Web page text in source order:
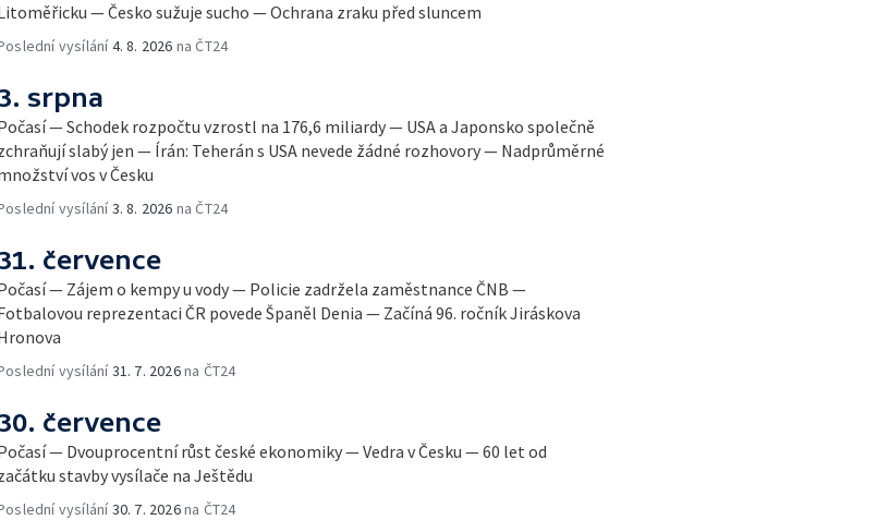
— Česko sužuje sucho — Ochrana zraku před sluncem
vysílání4. 8. 2026 na ČT24
srpna
— Schodek rozpočtu vzrostl na 176,6 miliardy — USA a Japonsko společně
slabý jen — Írán: Teherán s USA nevede žádné rozhovory — Nadprůměrné
vos v Česku
vysílání3. 8. 2026 na ČT24
července
— Zájem o kempy u vody — Policie zadržela zaměstnance ČNB —
reprezentaci ČR povede Španěl Denia — Začíná 96. ročník Jiráskova
vysílání31. 7. 2026na ČT24
července
— Dvouprocentní růst české ekonomiky — Vedra v Česku — 60 let od
stavby vysílače na Ještědu
vysílání30. 7. 2026na ČT24